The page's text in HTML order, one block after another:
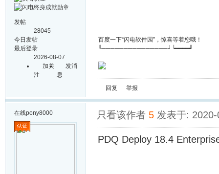
发帖
28045
今日发帖
最后登录
2026-08-07
加关
注
发消
息
百度一下“闪电软件园”，惊喜等着您哦！
┖───────────────┘┕━━━━┛
回复 举报
在线pony8000 只看该作者 5 发表于:
PDQ Deploy 18.4